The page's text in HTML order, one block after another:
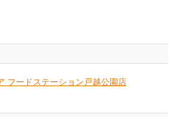
フードステーション戸越公園店